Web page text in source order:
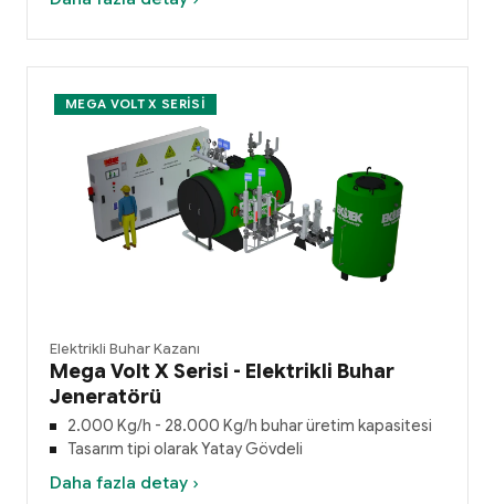
MEGA VOLT X SERISI
Elektrikli Buhar Kazanı
Mega Volt X Serisi - Elektrikli Buhar
Jeneratörü
2.000 Kg/h - 28.000 Kg/h buhar üretim kapasitesi
Tasarım tipi olarak Yatay Gövdeli
Daha fazla detay ›